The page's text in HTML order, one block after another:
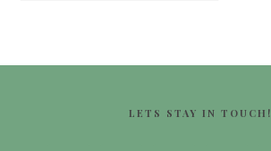
LETS STAY IN TOUCH!